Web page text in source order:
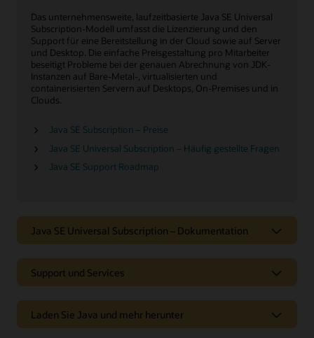
Das unternehmensweite, laufzeitbasierte Java SE Universal
Subscription-Modell umfasst die Lizenzierung und den
Support für eine Bereitstellung in der Cloud sowie auf Server
und Desktop. Die einfache Preisgestaltung pro Mitarbeiter
beseitigt Probleme bei der genauen Abrechnung von JDK-
Instanzen auf Bare-Metal-, virtualisierten und
containerisierten Servern auf Desktops, On-Premises und in
Clouds.
Java SE Subscription – Preise
Java SE Universal Subscription – Häufig gestellte Fragen
Java SE Support Roadmap
Java SE Universal Subscription – Dokumentation
Support und Services
Laden Sie Java und mehr herunter